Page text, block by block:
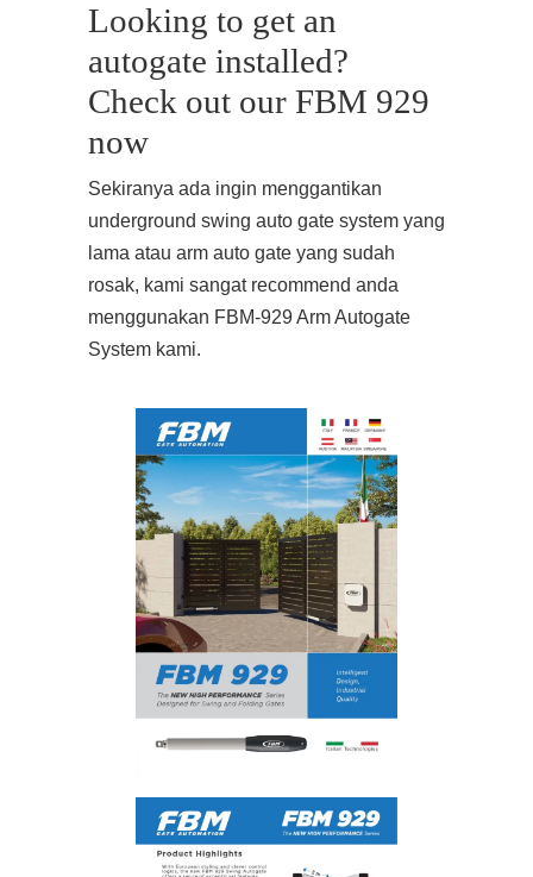
Looking to get an
autogate installed?
Check out our FBM 929
now
Sekiranya ada ingin menggantikan
underground swing auto gate system yang
lama atau arm auto gate yang sudah
rosak, kami sangat recommend anda
menggunakan FBM-929 Arm Autogate
System kami.